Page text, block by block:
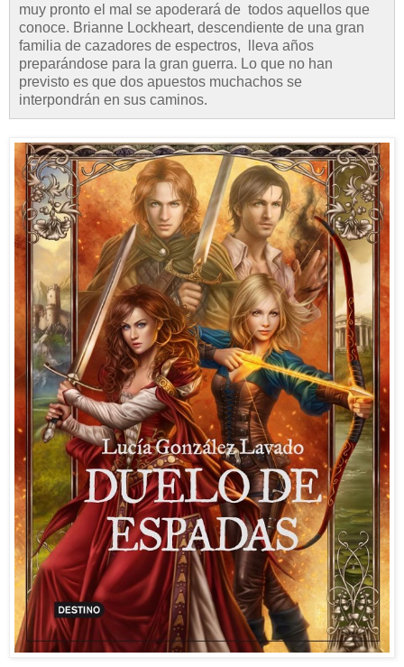
muy pronto el mal se apoderará de todos aquellos que
conoce. Brianne Lockheart, descendiente de una gran
familia de cazadores de espectros, lleva años
preparándose para la gran guerra. Lo que no han
previsto es que dos apuestos muchachos se
interpondrán en sus caminos.